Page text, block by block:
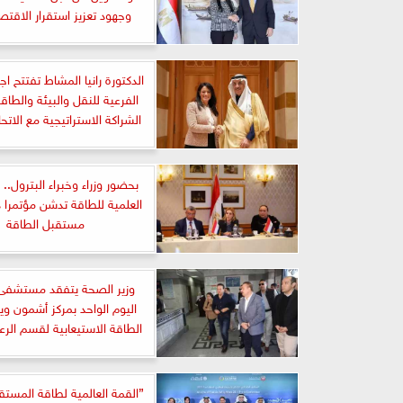
وجهود تعزيز استقرار
الدكتورة رانيا المشاط تفتتح
الفرعية للنقل والبيئة
الشراكة الاستراتيجية مع
بحضور وزراء وخبراء
العلمية للطاقة تدشن مؤتمرا
مستقبل الطاقة
وزير الصحة يتفقد
اليوم الواحد بمركز أشمون
الطاقة الاستيعابية لقسم
”القمة العالمية لطاقة